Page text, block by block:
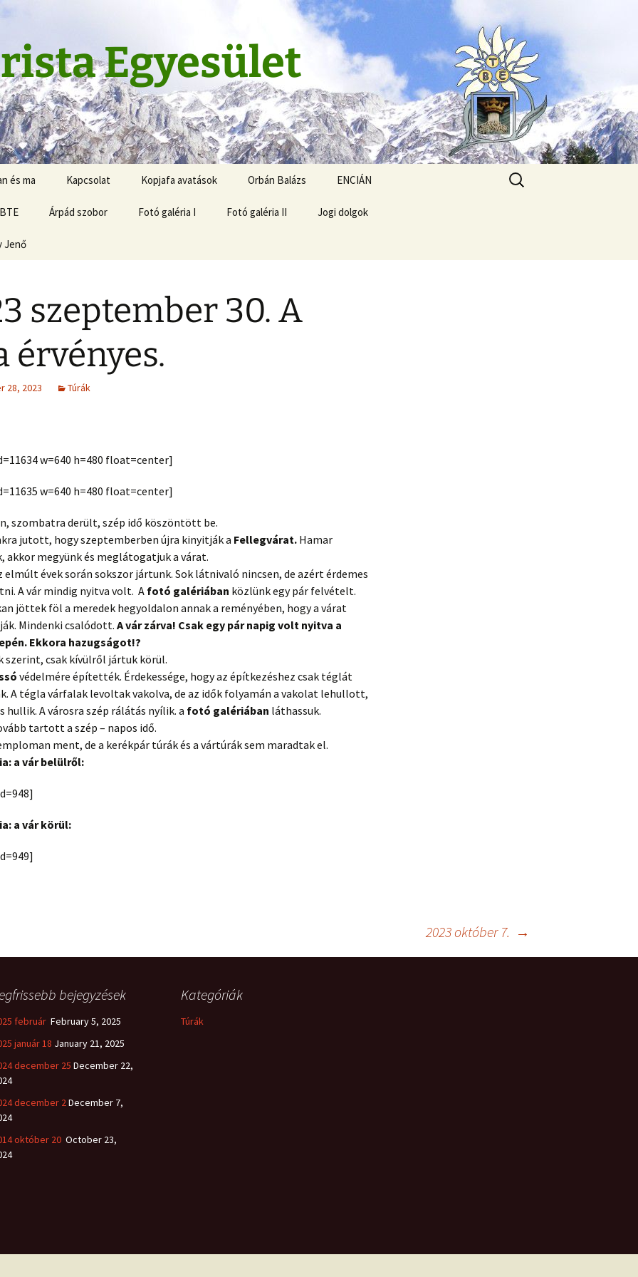
Egyesület
és ma Kapcsolat Kopjafa avatások Orbán Balázs ENCIÁN
Árpád szobor Fotó galéria I Fotó galéria II Jogi dolgok
Jenő
Search
for:
szeptember 30. A
érvényes.
28, 2023 Túrák
w=640 h=480 float=center]
w=640 h=480 float=center]
szombatra derült, szép idő köszöntött be.
jutott, hogy szeptemberben újra kinyitják a Fellegvárat. Hamar
megyünk és meglátogatjuk a várat.
elmúlt évek során sokszor jártunk. Sok látnivaló nincsen, de azért érdemes
A vár mindig nyitva volt. A fotó galériában közlünk egy pár felvételt.
jöttek föl a meredek hegyoldalon annak a reményében, hogy a várat
Mindenki csalódott. A vár zárva! Csak egy pár napig volt nyitva a
Ekkora hazugságot!?
szerint, csak kívülről jártuk körül.
védelmére építették. Érdekessége, hogy az építkezéshez csak téglát
A tégla várfalak levoltak vakolva, de az idők folyamán a vakolat lehullott,
hullik. A városra szép rálátás nyílik. a fotó galériában láthassuk.
tartott a szép – napos idő.
ment, de a kerékpár túrák és a vártúrák sem maradtak el.
a vár belülről:
a vár körül:
2023 október 7. →
bejegyzések
február February 5, 2025
január 18 January 21, 2025
december 25 December 22,
december 2December 7,
október 20 October 23,
Kategóriák
Túrák